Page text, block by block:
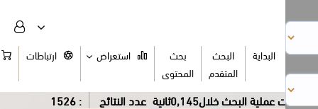
البداية
البحث
بحث
المحتوى
استعراض ارتباطات السلة
البحث خلال0,145ثانية عدد النتائج : 1526